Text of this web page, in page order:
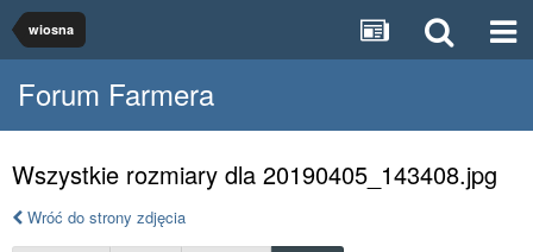
wiosna
Forum Farmera
Wszystkie rozmiary dla 20190405_143408.jpg
Wróć do strony zdjęcia